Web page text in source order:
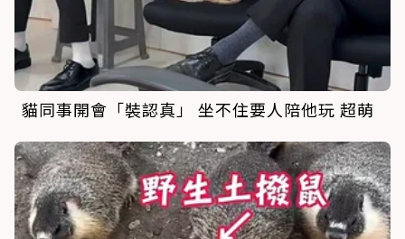
貓同事開會「裝認真」 坐不住要人陪他玩 超萌